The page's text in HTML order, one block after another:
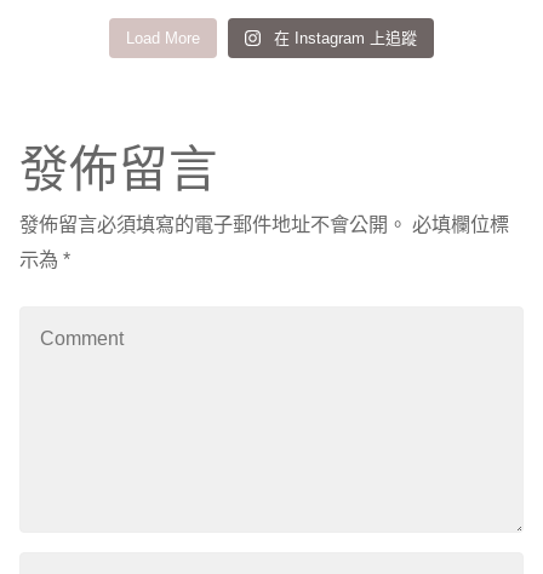
Load More 在 Instagram 上追蹤
發佈留言
發佈留言必須填寫的電子郵件地址不會公開。 必填欄位標
示為*